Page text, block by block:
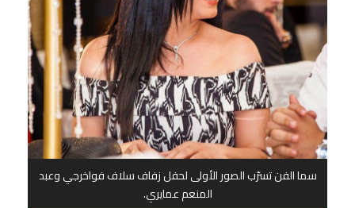
سما الفن تسرّب الصور الأولى لحفل زفاف سلاف فواخرجي وعبد
المنعم عمايري.